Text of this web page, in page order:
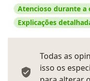
Atencioso durante a
Explicações
Todas as
isso os